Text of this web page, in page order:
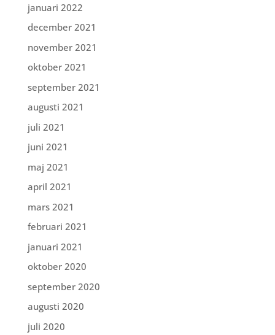
januari 2022
december 2021
november 2021
oktober 2021
september 2021
augusti 2021
juli 2021
juni 2021
maj 2021
april 2021
mars 2021
februari 2021
januari 2021
oktober 2020
september 2020
augusti 2020
juli 2020